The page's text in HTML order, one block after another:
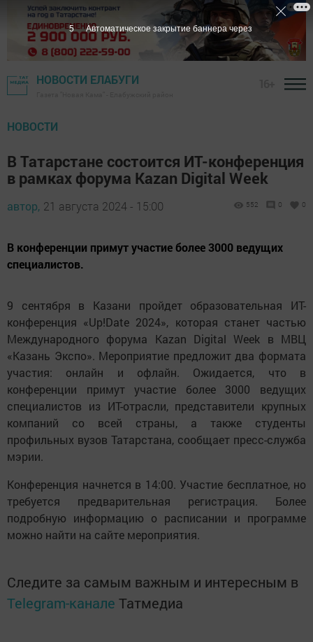
НОВОСТИ ЕЛАБУГИ
НОВОСТИ
В Татарстане состоится ИТ-конференция
в рамках форума Kazan Digital Week
автор, 21 августа 2024 - 15:00 552 0 0
В конференции примут участие более 3000 ведущих
специалистов.
9 сентября в Казани пройдет образовательная ИТ-
конференция «Up!Date 2024», которая станет частью
Международного форума Kazan Digital Week в МВЦ
«Казань Экспо». Мероприятие предложит два формата
участия: онлайн и офлайн. Ожидается, что в
конференции примут участие более 3000 ведущих
специалистов из ИТ-отрасли, представители крупных
компаний со всей страны, а также студенты
профильных вузов Татарстана, сообщает пресс-служба
мэрии.
Конференция начнется в 14:00. Участие бесплатное, но
требуется предварительная регистрация. Более
подробную информацию о расписании и программе
можно найти на сайте мероприятия.
Следите за самым важным и интересным в
Telegram-канале Татмедиа
4 Автоматическое закрытие баннера через